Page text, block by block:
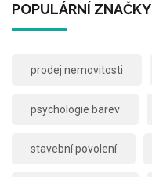
POPULÁRNÍ ZNAČKY
prodej nemovitosti
psychologie barev
stavební povolení